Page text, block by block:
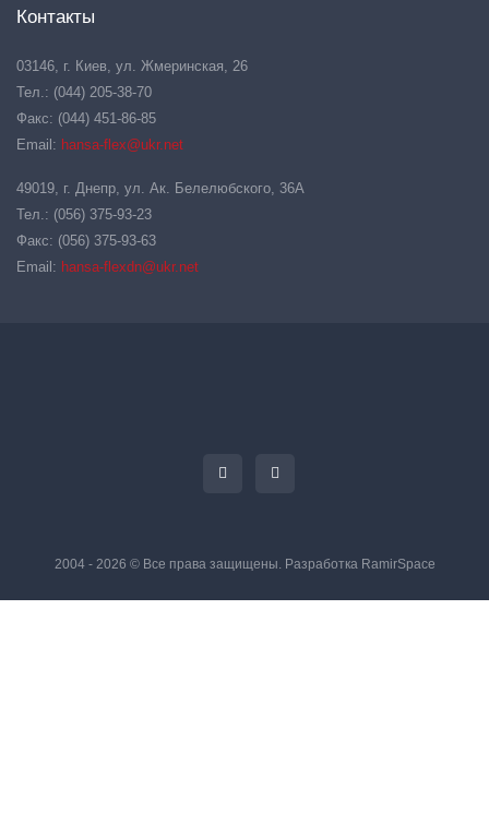
Контакты
03146, г. Киев, ул. Жмеринская, 26
Тел.: (044) 205-38-70
Факс: (044) 451-86-85
Email: hansa-flex@ukr.net
49019, г. Днепр, ул. Ак. Белелюбского, 36А
Тел.: (056) 375-93-23
Факс: (056) 375-93-63
Email: hansa-flexdn@ukr.net
2004 - 2026 © Все права защищены. Разработка RamirSpace